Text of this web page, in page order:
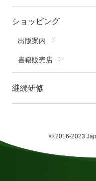
ショッピング
出版案内
書籍販売店
継続研修
© 2016-2023